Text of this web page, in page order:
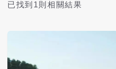
已找到1則相關結果